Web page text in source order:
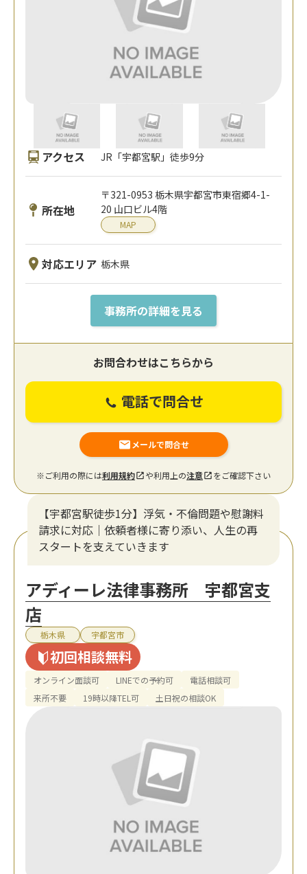
アクセス JR「宇都宮駅」徒歩9分
所在地
〒321-0953 栃木県宇都宮市東宿郷4-1-
20 山口ビル4階
MAP
対応エリア 栃木県
事務所の詳細を見る
お問合わせはこちらから
電話で問合せ
メールで問合せ
※ご利用の際には利用規約 や利用上の注意 をご確認下さい
【宇都宮駅徒歩1分】浮気・不倫問題や慰謝料
請求に対応｜依頼者様に寄り添い、人生の再
スタートを支えていきます
アディーレ法律事務所 宇都宮支
店
栃木県 宇都宮市
初回相談無料
オンライン面談可 LINEでの予約可
電話相談可
来所不要
19時以降TEL可 土日祝の相談OK